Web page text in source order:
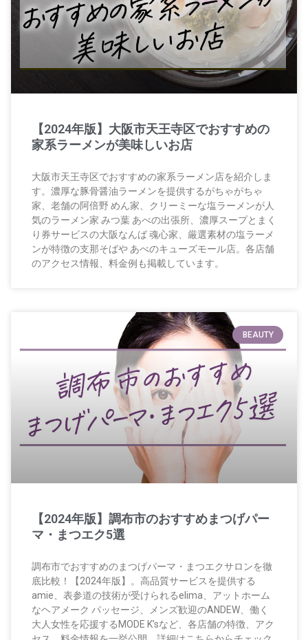
【2024年版】大阪市天王寺区でおすすめの
家系ラーメンが美味しいお店
大阪市天王寺区でおすすめの家系ラーメン店を紹介しま
す。濃厚な豚骨醤油ラーメンを提供するがちゃがちゃ
家、老舗の阿倍野 めん家、クリーミーな塩ラーメンが人
気のラーメン家 みつ葉 あべの出張所、濃厚スープとまく
り券サービスの大阪なんば 魂心家、厳選素材の塩ラーメ
ンが特徴の支那そばや あべのキューズモール店。各店舗
のアクセス情報、料金例も掲載しています。
BEAUTY
【2024年版】調布市のおすすめまつげパー
マ・まつエク5選
調布市でおすすめのまつげパーマ・まつエクサロンを徹
底比較！【2024年版】。高品質サービスを提供する
amie、表参道の技術が受けられるelima、アットホーム
なヘアメーク パッセージ、メンズ歓迎のANDEW、働く
大人女性を応援するMODE K’sなど、各店舗の特徴、アク